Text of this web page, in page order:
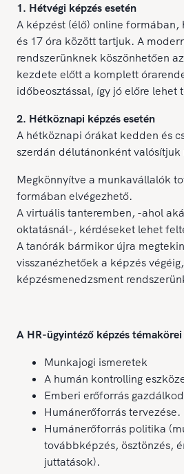
1. Hétvégi képzés esetén
A képzést (élő) online
és 17 óra között tartjuk. A
rendszerünknek köszönhetően
kezdete előtt a komplett
időbeosztással, így jó előre lehet
2. Hétköznapi képzés esetén
A hétköznapi órákat kedden és
szerdán délutánonként
Megkönnyítve a munkavállalók
formában elvégezhető.
A virtuális tanteremben, -ahol
oktatásnál-, kérdéseket lehet
A tanórák bármikor újra
visszanézhetőek a képzés
képzésmenedzsment
A HR-ügyintéző képzés témakörei
Munkajogi ismeretek
A humán kontrolling
Emberi erőforrás
Humánerőforrás tervezése.
Humánerőforrás politika
továbbképzés, ösztönzés,
juttatások).